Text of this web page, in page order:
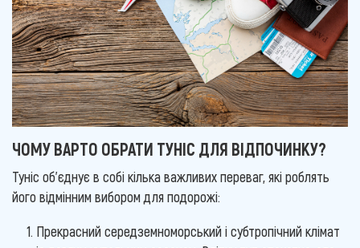
ЧОМУ ВАРТО ОБРАТИ ТУНІС ДЛЯ ВІДПОЧИНКУ?
Туніс об'єднує в собі кілька важливих переваг, які роблять
його відмінним вибором для подорожі:
Прекрасний середземноморський і субтропічний клімат